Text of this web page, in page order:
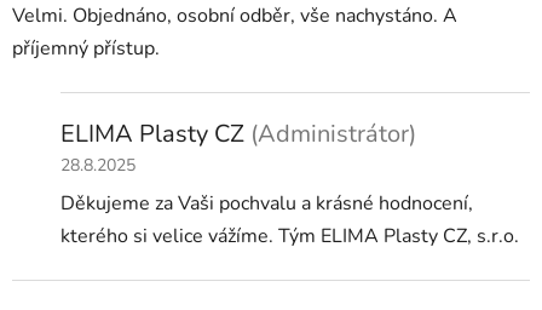
Velmi. Objednáno, osobní odběr, vše nachystáno. A
příjemný přístup.
ELIMA Plasty CZ (Administrátor)
28.8.2025
Děkujeme za Vaši pochvalu a krásné hodnocení,
kterého si velice vážíme. Tým ELIMA Plasty CZ, s.r.o.